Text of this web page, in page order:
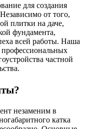
для создания
от того,
плитки на даче,
фундамента,
всей работы. Наша
частной
незаменим в
катка